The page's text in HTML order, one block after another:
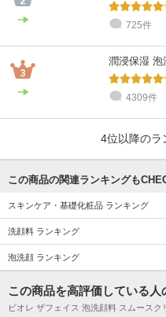
725件
潤浸保湿 泡
4309件
4位以降のラ
この商品の関連ランキングも
スキンケア・基礎化粧品 ランキング
洗顔料 ランキング
泡洗顔 ランキング
この商品を高評価している人
ビオレ ザフェイス 泡洗顔料 スムースク